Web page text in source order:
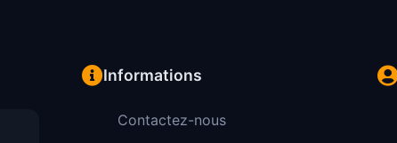
Informations
Contactez-nous